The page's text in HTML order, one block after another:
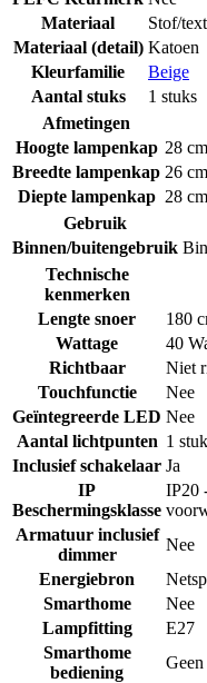
Materiaal
Stof/
Materiaal (detail) Katoen
Kleurfamilie
Beige
Aantal stuks
1 stuks
Afmetingen
Hoogte lampenkap 28 cm
Breedte lampenkap 26 cm
Diepte lampenkap 28 cm
Gebruik
Binnen/buitengebruik
Technische
kenmerken
Lengte snoer
180
Wattage
40
Richtbaar
Niet
Touchfunctie
Nee
Geïntegreerde LED Nee
Aantal lichtpunten 1
Inclusief schakelaar Ja
IP
Beschermingsklasse
IP20
Armatuur inclusief
dimmer
Nee
Energiebron
Smarthome
Nee
Lampfitting
E27
Smarthome
bediening
Geen